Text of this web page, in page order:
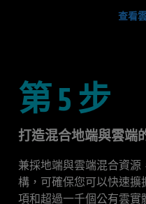
第 5 步
打造混合地端與雲端
兼採地端與雲端混合資源
構，可確保您可以快速
項和超過一千個公有雲實
查看